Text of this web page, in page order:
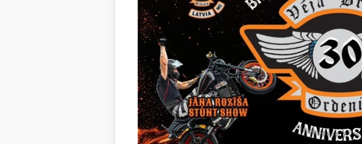
(darba dienās un sestdienās), kā arī no Alūksnes
Reģionālās nozīmes maršrutā nr. 7647
arī pieturā “Alsviķi” - no Rīgas plkst. 13.00
Reģionālās nozīmes maršrutā nr. 5585
autobuss no Balvu autoostas izbrauks plkst.
(iepriekš – plkst. 7.32).
Reģionālās nozīmes maršrutā nr. 6015
izbrauks agrāk - no Gulbenes autoostas plkst.
(iepriekš – plkst. 14.25).